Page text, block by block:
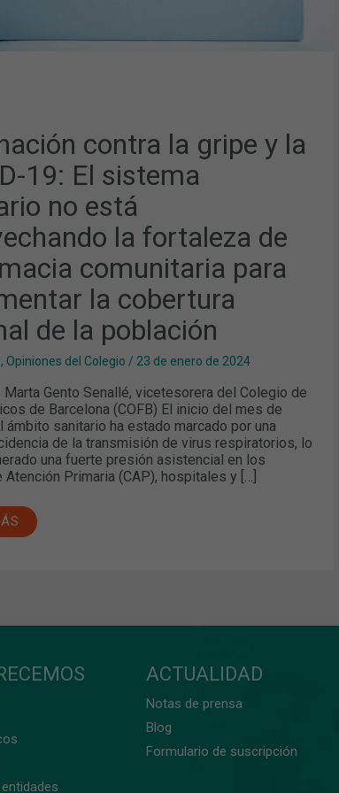
contra la gripe y la
19: El sistema
no está
la fortaleza de
comunitaria para
la cobertura
de la población
, Opiniones del Colegio / 23 de enero de 2024
Gento Senallé, vicetesorera del Colegio de
de Barcelona (COFB) El inicio del mes de
ámbito sanitario ha estado marcado por una
de la transmisión de virus respiratorios, lo
una fuerte presión asistencial en los
Atención Primaria (CAP), hospitales y […]
ACTUALIDAD
Notas de prensa
Blog
Formulario de suscripción